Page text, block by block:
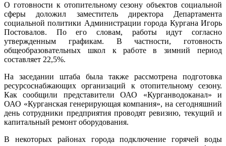
О готовности к отопительному сезону объектов социальной
сферы доложил заместитель директора Департамента
социальной политики Администрации города Кургана Игорь
Постовалов. По его словам, работы идут согласно
утвержденным графикам. В частности, готовность
общеобразовательных школ к работе в зимний период
составляет 22,5%.
На заседании штаба была также рассмотрена подготовка
ресурсоснабжающих организаций к отопительному сезону.
Как сообщили представители ОАО «Курганводоканал» и
ОАО «Курганская генерирующая компания», на сегодняшний
день сотрудники предприятия проводят ревизию, текущий и
капитальный ремонт оборудования.
В некоторых районах города подключение горячей воды